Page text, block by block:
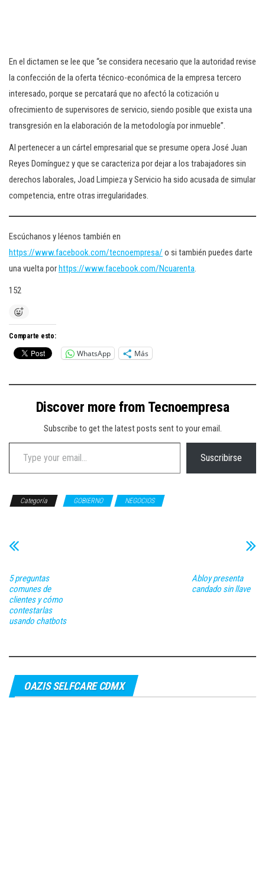
En el dictamen se lee que “se considera necesario que la autoridad revise
la confección de la oferta técnico-económica de la empresa tercero
interesado, porque se percatará que no afectó la cotización u
ofrecimiento de supervisores de servicio, siendo posible que exista una
transgresión en la elaboración de la metodología por inmueble”.
Al pertenecer a un cártel empresarial que se presume opera José Juan
Reyes Domínguez y que se caracteriza por dejar a los trabajadores sin
derechos laborales, Joad Limpieza y Servicio ha sido acusada de simular
competencia, entre otras irregularidades.
Escúchanos y léenos también en
https://www.facebook.com/tecnoempresa/ o si también puedes darte
una vuelta porhttps://www.facebook.com/Ncuarenta.
152
Comparte esto:
WhatsApp Más
Discover more from Tecnoempresa
Subscribe to get the latest posts sent to your email.
Type your email…
Suscribirse
Categoría GOBIERNO NEGOCIOS
5 preguntas
comunes de
clientes y cómo
contestarlas
usando chatbots
Abloy presenta
candado sin llave
OAZIS SELFCARE CDMX